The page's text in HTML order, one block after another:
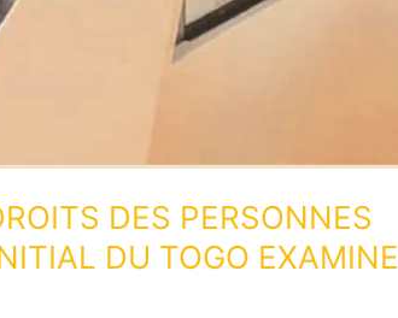
DES PERSONNES
DU TOGO EXAMINE